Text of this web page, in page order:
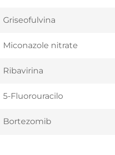
Griseofulvina
Miconazole nitrate
Ribavirina
5-Fluorouracilo
Bortezomib